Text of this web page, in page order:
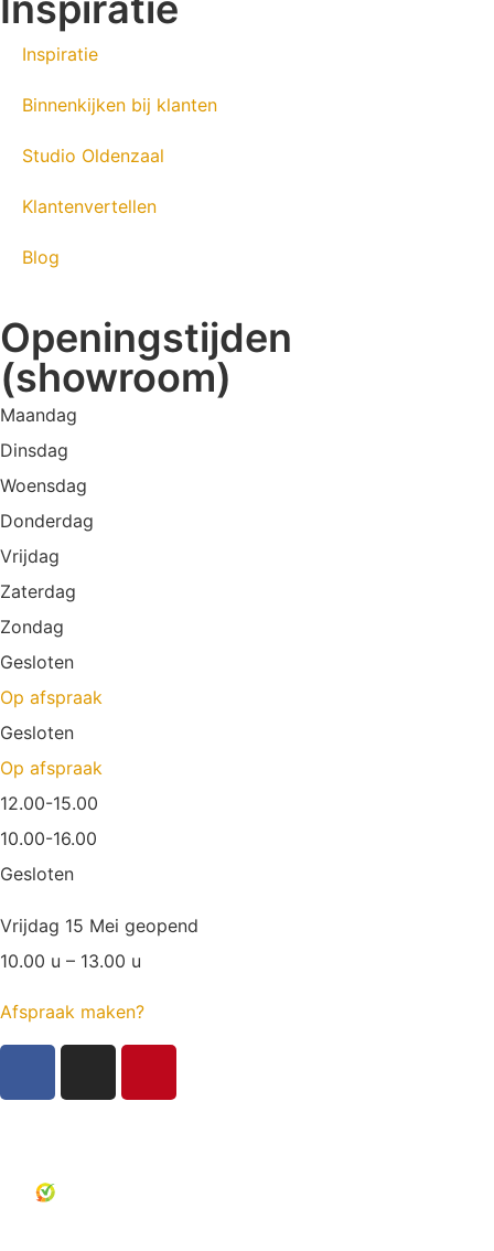
Inspiratie
Binnenkijken bij klanten
Studio Oldenzaal
Klantenvertellen
Blog
Openingstijden
(showroom)
Maandag
Dinsdag
Woensdag
Donderdag
Vrijdag
Zaterdag
Zondag
Gesloten
Op afspraak
Gesloten
Op afspraak
12.00-15.00
10.00-16.00
Gesloten
Vrijdag 15 Mei geopend
10.00 u – 13.00 u
Afspraak maken?